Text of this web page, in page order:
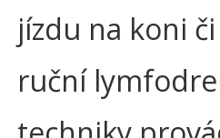
jízdu na koni
ruční